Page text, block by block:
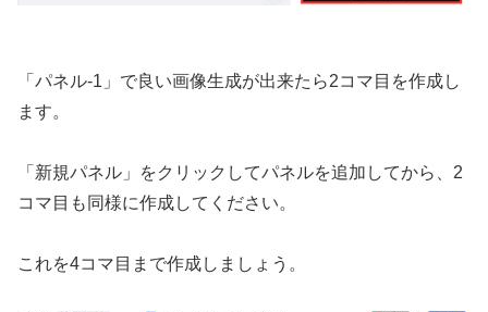
「パネル-1」で良い画像生成が出来たら2コマ目を作成し
ます。
「新規パネル」をクリックしてパネルを追加してから、2
コマ目も同様に作成してください。
これを4コマ目まで作成しましょう。